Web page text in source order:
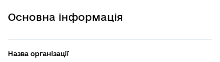
Основна інформація
Назва організації